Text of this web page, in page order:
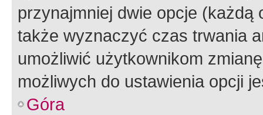
przynajmniej dwie opcje
także wyznaczyć czas trwania
umożliwić użytkownikom
możliwych do ustawienia opcji
Góra